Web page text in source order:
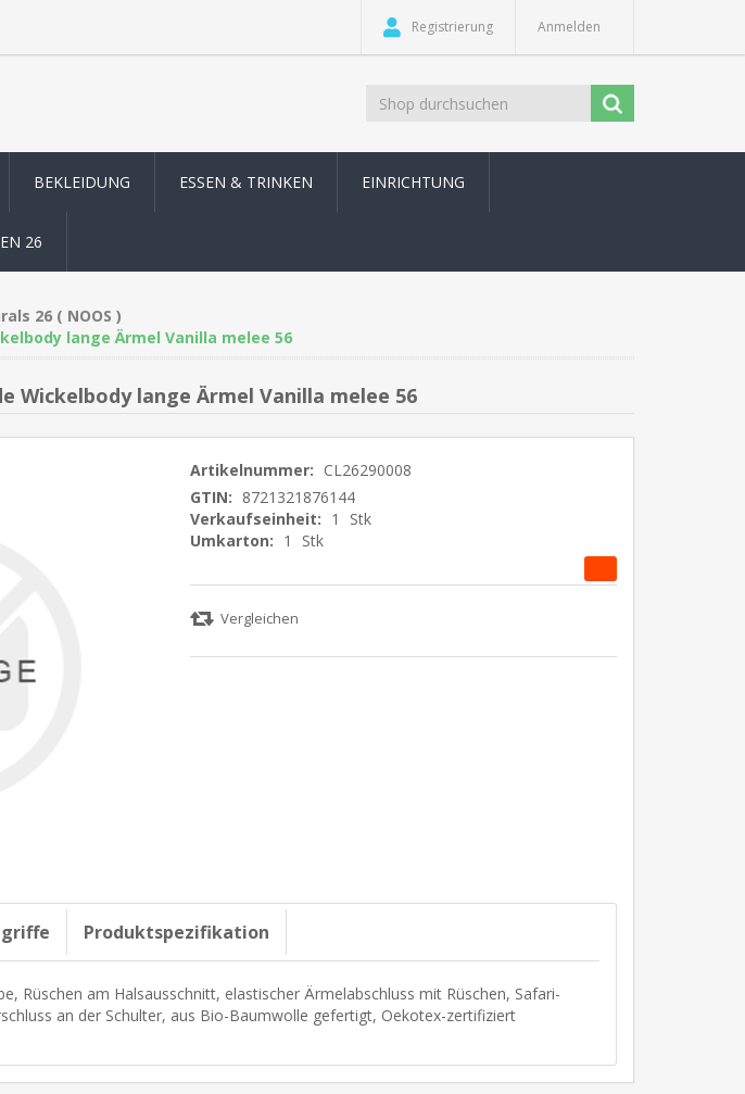
Registrierung Anmelden
BEKLEIDUNG ESSEN & TRINKEN EINRICHTUNG
26
26 ( NOOS )
lange Ärmel Vanilla melee 56
Wickelbody lange Ärmel Vanilla melee 56
Artikelnummer: CL26290008
GTIN: 8721321876144
Verkaufseinheit: 1
Stk
Umkarton: 1 Stk
Produktspezifikation
Rüschen am Halsausschnitt, elastischer Ärmelabschluss mit Rüschen, Safari-
an der Schulter, aus Bio-Baumwolle gefertigt, Oekotex-zertifiziert